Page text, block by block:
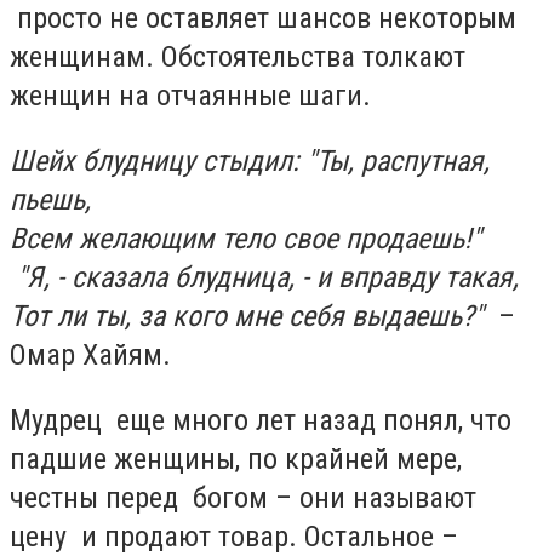
просто не оставляет шансов некоторым
женщинам. Обстоятельства толкают
женщин на отчаянные шаги.
Шейх блудницу стыдил: "Ты, распутная,
пьешь,
Всем желающим тело свое продаешь!"
"Я, - сказала блудница, - и вправду такая,
Тот ли ты, за кого мне себя выдаешь?"–
Омар Хайям.
Мудрец еще много лет назад понял, что
падшие женщины, по крайней мере,
честны перед богом – они называют
цену и продают товар. Остальное –